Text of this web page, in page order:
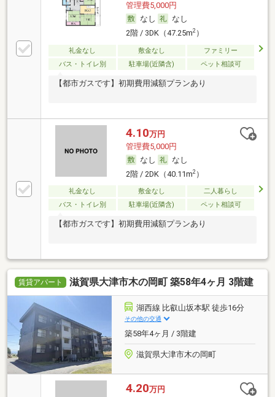
管理費5,000円
なし
なし
2階 / 3DK（47.25m2）
礼金なし 敷金なし
ファミリー
バス・トイレ別
駐車場(近隣含) ペット相談可
【都市ガスです】初期費用減額プランあり
4.10万円
管理費5,000円
なし
なし
2階 / 2DK（40.11m2）
礼金なし 敷金なし
二人暮らし
バス・トイレ別
駐車場(近隣含) ペット相談可
【都市ガスです】初期費用減額プランあり
賃貸アパート 滋賀県大津市木の岡町 築58年4ヶ月 3階建
湖西線 比叡山坂本駅 徒歩16分
その他の交通
築58年4ヶ月 / 3階建
滋賀県大津市木の岡町
4.20万円